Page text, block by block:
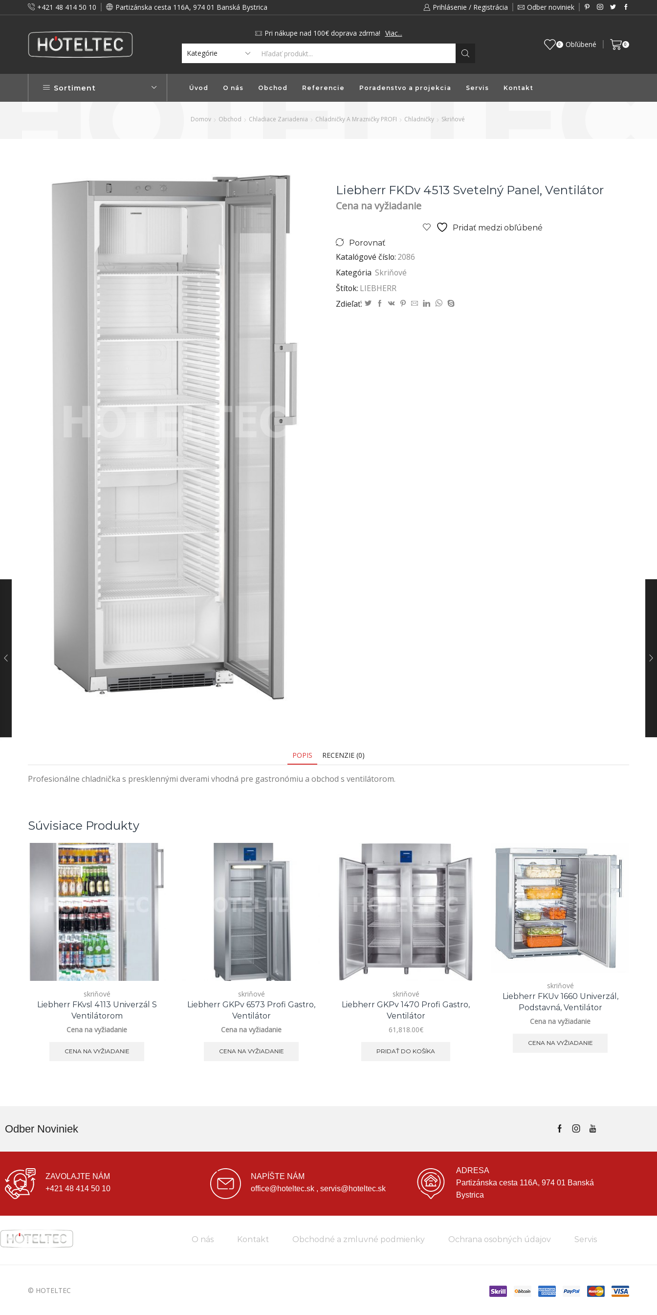
+421 48 414 50 10 Partizánska cesta 116A, 974 01 Banská Bystrica Prihlásenie / Registrácia Odber noviniek
a preto vám prinášame vernostné zľavy! Pri nákupe nad 100€ doprava zdrma! Viac...
0 Obľúbené 0
Sortiment Úvod O nás Obchod Referencie Poradenstvo a projekcia Servis Kontakt
Domov Obchod Chladiace Zariadenia Chladničky A Mrazničky PROFI Chladničky Skriňové
Liebherr FKDv 4513 Svetelný Panel, Ventilátor
Cena na vyžiadanie
Pridať medzi obľúbené
Porovnať
Katalógové číslo: 2086
Kategória Skriňové
Štítok: LIEBHERR
Zdieľať:
POPIS RECENZIE (0)
Profesionálne chladnička s presklennými dverami vhodná pre gastronómiu a obchod s ventilátorom.
Súvisiace Produkty
skriňové
Liebherr FKvsl 4113 Univerzál S
Ventilátorom
Cena na vyžiadanie
CENA NA VYŽIADANIE
skriňové
Liebherr GKPv 6573 Profi Gastro,
Ventilátor
Cena na vyžiadanie
CENA NA VYŽIADANIE
skriňové
Liebherr GKPv 1470 Profi Gastro,
Ventilátor
61,818.00€
PRIDAŤ DO KOŠÍKA
skriňové
Liebherr FKUv 1660 Univerzál,
Podstavná, Ventilátor
Cena na vyžiadanie
CENA NA VYŽIADANIE
Odber Noviniek
ZAVOLAJTE NÁM
+421 48 414 50 10
NAPÍŠTE NÁM
office@hoteltec.sk , servis@hoteltec.sk
ADRESA
Partizánska cesta 116A, 974 01 Banská
Bystrica
O nás Kontakt Obchodné a zmluvné podmienky Ochrana osobných údajov Servis
© HOTELTEC